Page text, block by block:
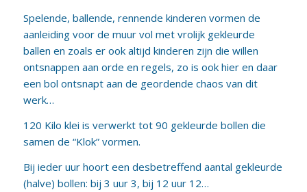
Spelende, ballende, rennende kinderen vormen de
aanleiding voor de muur vol met vrolijk gekleurde
ballen en zoals er ook altijd kinderen zijn die willen
ontsnappen aan orde en regels, zo is ook hier en daar
een bol ontsnapt aan de geordende chaos van dit
werk…
120 Kilo klei is verwerkt tot 90 gekleurde bollen die
samen de “Klok” vormen.
Bij ieder uur hoort een desbetreffend aantal gekleurde
(halve) bollen: bij 3 uur 3, bij 12 uur 12…